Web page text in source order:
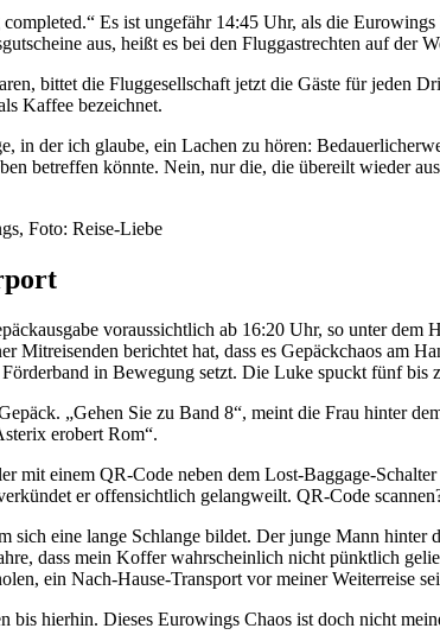
Es ist ungefähr 14:45 Uhr, als die
aus, heißt es bei den Fluggastrechten auf der
bittet die Fluggesellschaft jetzt die Gäste für jeden
Kaffee bezeichnet.
in der ich glaube, ein Lachen zu hören:
betreffen könnte. Nein, nur die, die übereilt wieder
Foto: Reise-Liebe
voraussichtlich ab 16:20 Uhr, so unter
Mitreisenden berichtet hat, dass es Gepäckchaos am
in Bewegung setzt. Die Luke spuckt fünf
„Gehen Sie zu Band 8“, meint die Frau hinter
erobert Rom“.
mit einem QR-Code neben dem Lost-Baggage-
er offensichtlich gelangweilt. QR-Code
sich eine lange Schlange bildet. Der junge Mann
dass mein Koffer wahrscheinlich nicht pünktlich
ein Nach-Hause-Transport vor meiner Weiterreise
bis hierhin. Dieses Eurowings Chaos ist doch nicht